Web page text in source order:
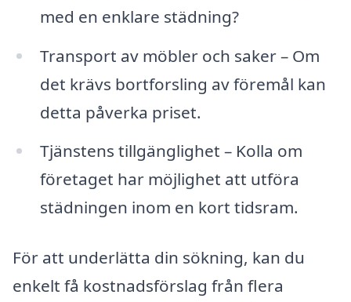
med en enklare städning?
Transport av möbler och saker – Om
det krävs bortforsling av föremål kan
detta påverka priset.
Tjänstens tillgänglighet – Kolla om
företaget har möjlighet att utföra
städningen inom en kort tidsram.
För att underlätta din sökning, kan du
enkelt få kostnadsförslag från flera